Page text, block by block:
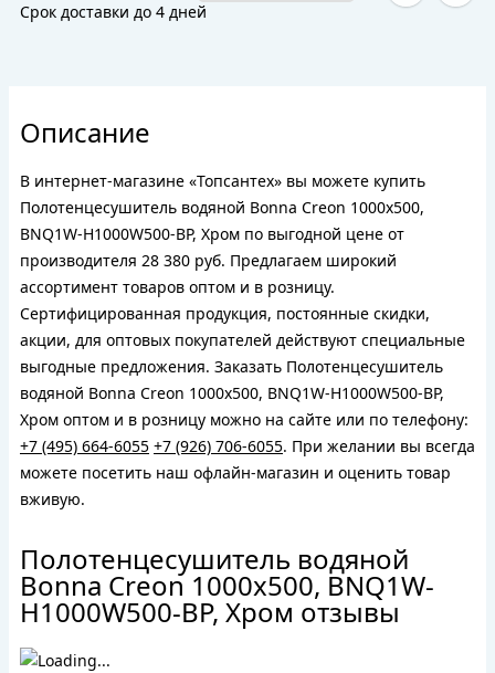
Срок доставки до 4 дней
Описание
В интернет-магазине «Топсантех» вы можете купить
Полотенцесушитель водяной Bonna Creon 1000x500,
BNQ1W-H1000W500-BP, Хром по выгодной цене от
производителя 28 380 руб. Предлагаем широкий
ассортимент товаров оптом и в розницу.
Сертифицированная продукция, постоянные скидки,
акции, для оптовых покупателей действуют специальные
выгодные предложения. Заказать Полотенцесушитель
водяной Bonna Creon 1000x500, BNQ1W-H1000W500-BP,
Хром оптом и в розницу можно на сайте или по телефону:
+7 (495) 664-6055 +7 (926) 706-6055. При желании вы всегда
можете посетить наш офлайн-магазин и оценить товар
вживую.
Полотенцесушитель водяной
Bonna Creon 1000x500, BNQ1W-
H1000W500-BP, Хром отзывы